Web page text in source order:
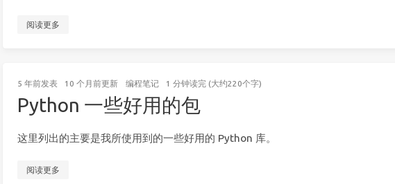
阅读更多
5 年前发表 10 个月前更新 编程笔记 1 分钟读完 (大约220个字)
Python 一些好用的包
这里列出的主要是我所使用到的一些好用的 Python 库。
阅读更多